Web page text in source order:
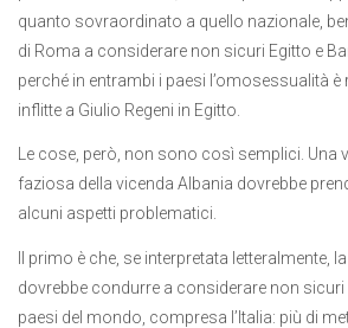
quanto sovraordinato a quello nazionale,
di Roma a considerare non sicuri Egitto e
perché in entrambi i paesi l’omosessualità è
inflitte a Giulio Regeni in Egitto.
Le cose, però, non sono così semplici. Una
faziosa della vicenda Albania dovrebbe
alcuni aspetti problematici.
Il primo è che, se interpretata letteralmente,
dovrebbe condurre a considerare non sicuri
paesi del mondo, compresa l’Italia: più di